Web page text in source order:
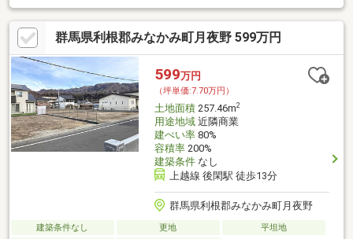
いので充実した休日が過ごせます！在来線の駅も近いですが、新
幹線の駅からも車で６分なので都内への通勤も可能です☆何にも
ない田舎では不安でもちょうどいい田舎がここにはあります。ぜ
ひ一度お問い合わせください！お客様の生活に寄り添ったご提案
をいたします♪
群馬県利根郡みなかみ町月夜野 599万円
599万円
（坪単価:7.70万円）
土地面積257.46m2
用途地域近隣商業
建ぺい率80%
容積率200%
建築条件なし
上越線 後閑駅 徒歩13分
群馬県利根郡みなかみ町月夜野
建築条件なし 更地
平坦地